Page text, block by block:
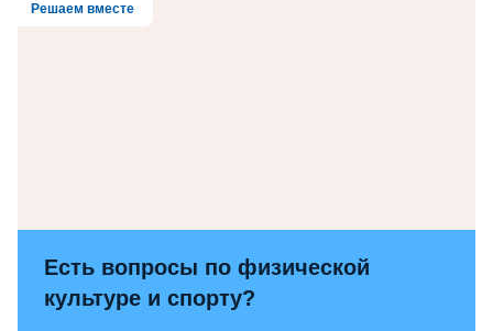
Решаем вместе
Есть вопросы по физической
культуре и спорту?